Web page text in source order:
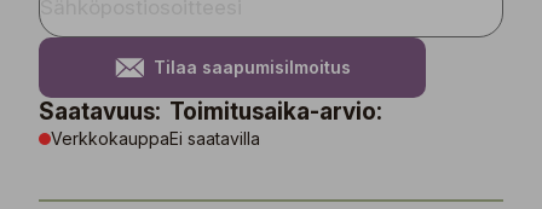
Tilaa saapumisilmoitus
Saatavuus:
Verkkokauppa
Toimitusaika-arvio:
Ei saatavilla